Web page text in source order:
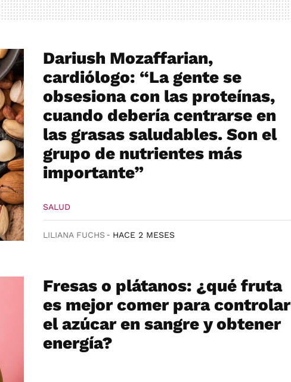
Dariush Mozaffarian,
cardiólogo: “La gente se
obsesiona con las proteínas,
cuando debería centrarse en
las grasas saludables. Son el
grupo de nutrientes más
importante”
SALUD
LILIANA FUCHS HACE 2 MESES
Fresas o plátanos: ¿qué fruta
es mejor comer para controlar
el azúcar en sangre y obtener
energía?